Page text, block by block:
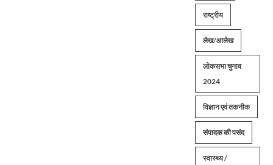
राष्ट्रीय
लेख/आलेख
लोकसभा चुनाव
2024
विज्ञान एवं तकनीक
संपादक की पसंद
स्वास्थ्य /